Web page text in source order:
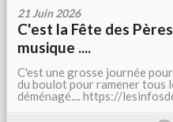
21 Juin 2026
C'est la Fête des
musique ....
C'est une grosse journée
du boulot pour ramener tous
déménagé.... https://